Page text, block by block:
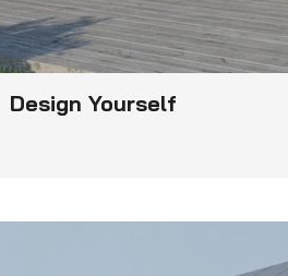
Design Yourself